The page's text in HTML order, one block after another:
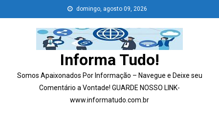
to
domingo, agosto 09, 2026
Informa Tudo!
Somos Apaixonados Por Informação – Navegue e Deixe seu
Comentário a Vontade! GUARDE NOSSO LINK-
www.informatudo.com.br